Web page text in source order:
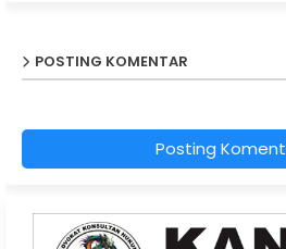
POSTING KOMENTAR
Posting